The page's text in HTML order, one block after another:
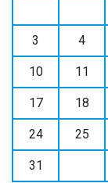
3 4
10 11
17 18
24 25
31